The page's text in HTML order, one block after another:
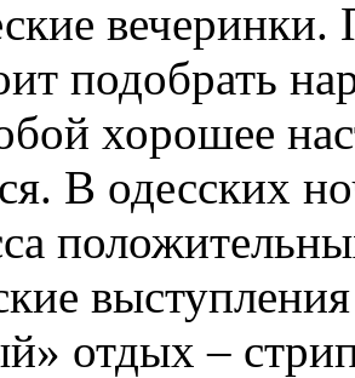
подобрать
хорошее
В одесских
отдых –